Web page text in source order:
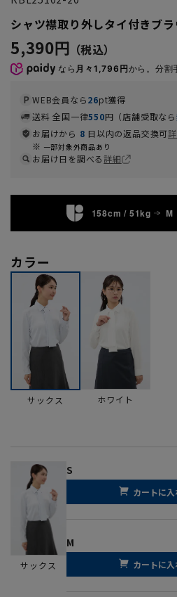
シャツ襟取り外しタイ付きブラ
5,390円
なら 月々1,796円から。分割
WEB会員なら26pt獲得
送料 全国一律550円（店舗受取なら
お届けから 8 日以内の返品交換可
一部対象外商品あり
お届け日を調べる詳細
158cm / 51kg M
カラー
サックス ホワイト
サックス
S
カートに入
M
カートに入